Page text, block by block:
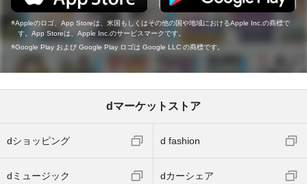
Appleのロゴ、App Storeは、米国もしくはその他の国や地域におけるApple Inc.の商標で
す。App Storeは、Apple Inc.のサービスマークです。
Google Play および Google Play ロゴは Google LLC の商標です。
dマーケットストア
dショッピング d fashion
dミュージック dカーシェア